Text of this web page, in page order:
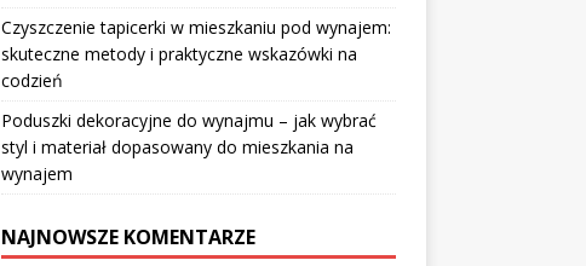
Czyszczenie tapicerki w mieszkaniu pod wynajem:
skuteczne metody i praktyczne wskazówki na
codzień
Poduszki dekoracyjne do wynajmu – jak wybrać
styl i materiał dopasowany do mieszkania na
wynajem
NAJNOWSZE KOMENTARZE